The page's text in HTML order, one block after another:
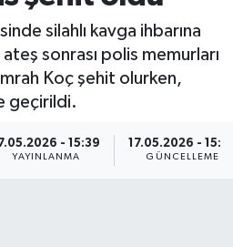
silahlı kavga ihbarına
sonrası polis memurları
Koç şehit olurken,
geçirildi.
- 15:39
YAYINLANMA
17.05.2026 -
GÜNCELLEME